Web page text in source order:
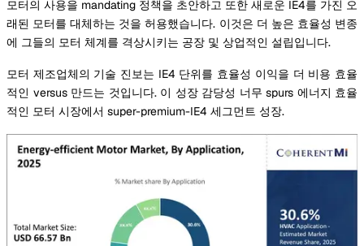
모터의 사용을 mandating 정책을 초안하고 또한 새로운 IE4를 가진 오
래된 모터를 대체하는 것을 허용했습니다. 이것은 더 높은 효율성 변종
에 그들의 모터 체계를 격상시키는 공장 및 상업적인 설립입니다.
모터 제조업체의 기술 진보는 IE4 단위를 효율성 이익을 더 비용 효율
적인 versus 만드는 것입니다. 이 성장 감당성 너무 spurs 에너지 효율
적인 모터 시장에서 super-premium-IE4 세그먼트 성장.